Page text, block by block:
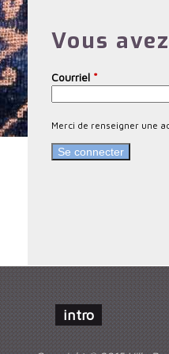
Vous
Courriel *
Merci de renseigner une
intro